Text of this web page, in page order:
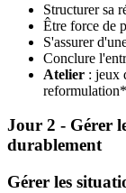
Structurer sa
Être force de
S'assurer
Conclure
Atelier : jeux
reformulation*
Jour 2 - Gérer
durablement
Gérer les